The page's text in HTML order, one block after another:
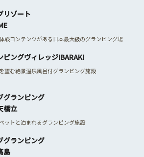
リゾート
験コンテンツがある日本最大級のグランピング場
ピングヴィレッジIBARAKI
望む絶景温泉風呂付グランピング施設
グランピング
橋立
ットと泊まれるグランピング施設
グランピング
島